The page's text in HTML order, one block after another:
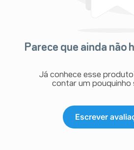
Parece que ainda não
Já conhece esse
contar um pouquinho
Escrever